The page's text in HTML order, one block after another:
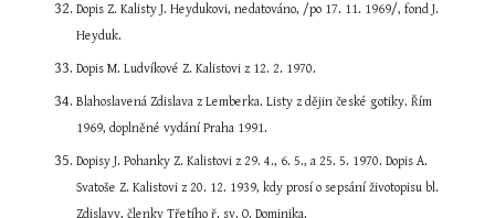
Dopis Z. Kalisty J. Heydukovi, nedatováno, /po 17. 11. 1969/, fond J.
Heyduk.
Dopis M. Ludvíkové Z. Kalistovi z 12. 2. 1970.
Blahoslavená Zdislava z Lemberka. Listy z dějin české gotiky. Řím
1969, doplněné vydání Praha 1991.
Dopisy J. Pohanky Z. Kalistovi z 29. 4., 6. 5., a 25. 5. 1970. Dopis A.
Svatoše Z. Kalistovi z 20. 12. 1939, kdy prosí o sepsání životopisu bl.
Zdislavy, členky Třetího ř. sv. O. Dominika.